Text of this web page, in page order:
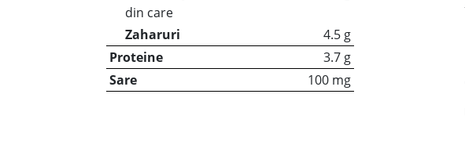
din care
Zaharuri
4.5 g
Proteine
3.7 g
Sare
100 mg